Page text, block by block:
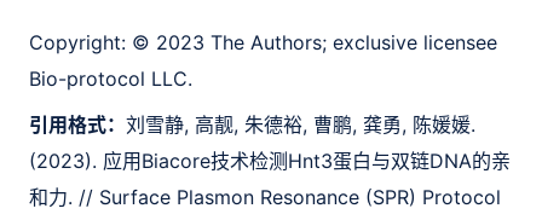
Copyright: © 2023 The Authors; exclusive licensee
Bio-protocol LLC.
引用格式： 刘雪静, 高靓, 朱德裕, 曹鹏, 龚勇, 陈媛媛.
(2023). 应用Biacore技术检测Hnt3蛋白与双链DNA的亲
和力. // Surface Plasmon Resonance (SPR) Protocol